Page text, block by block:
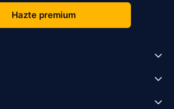
Hazte premium